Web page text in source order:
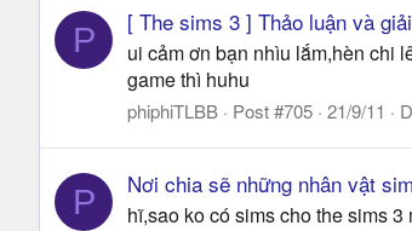
P [ The sims 3 ] Thảo luận và
ui cảm ơn bạn nhìu lắm,hèn chi
game thì huhu
phiphiTLBB Post #705 21/9/11
P Nơi chia sẽ những nhân vật
hĩ,sao ko có sims cho the sims